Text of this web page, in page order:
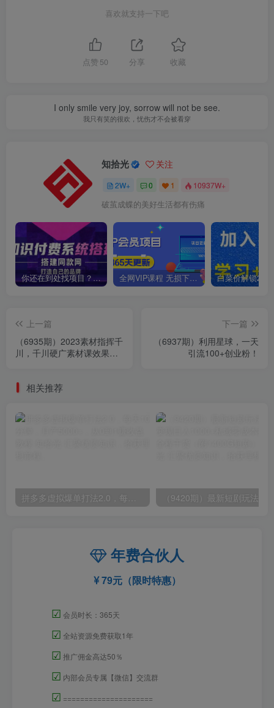
喜欢就支持一下吧
点赞 50 分享 收藏
I only smile very joy, sorrow will not be see.
我只有笑的很欢，忧伤才不会被看穿
知拾光 关注
2W+ 0 1 10937W+
破茧成蝶的美好生活都有伤痛
你还在到处找项目？还在当韭菜？我靠卖项目一个月收入5万+，曾经我也是个失败者。 全网VIP课程 无损下载~
上一篇
（6935期）2023素材指挥千
川，千川硬广素材课效果广
下一篇
（6937期）利用星球，一天
引流100+创业粉！
相关推荐
年费合伙人
79元（限时特惠）
☑ 会员时长：365天
☑ 全站资源免费获取1年
☑ 推广佣金高达50％
☑ 内部会员专属【微信】交流群
☑ =====================